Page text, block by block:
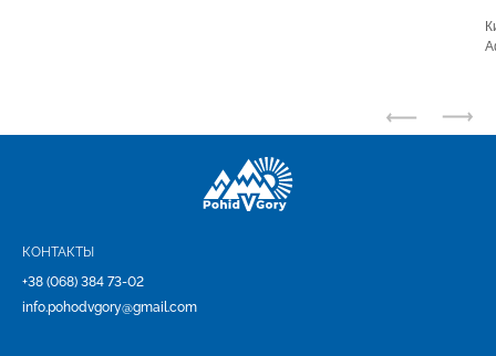
КОНТАКТЫ
+38 (068) 384 73-02
info.pohodvgory@gmail.com